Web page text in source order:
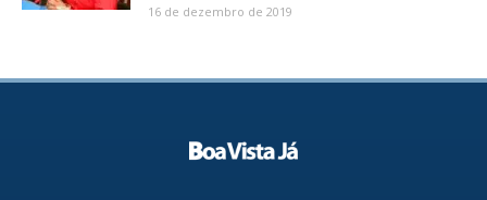
16 de dezembro de 2019